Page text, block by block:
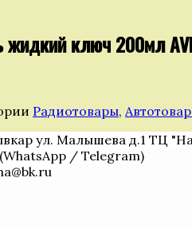
жидкий ключ 200мл
Радиотовары,
ул. Малышева д.1 ТЦ
(WhatsApp / Telegram)